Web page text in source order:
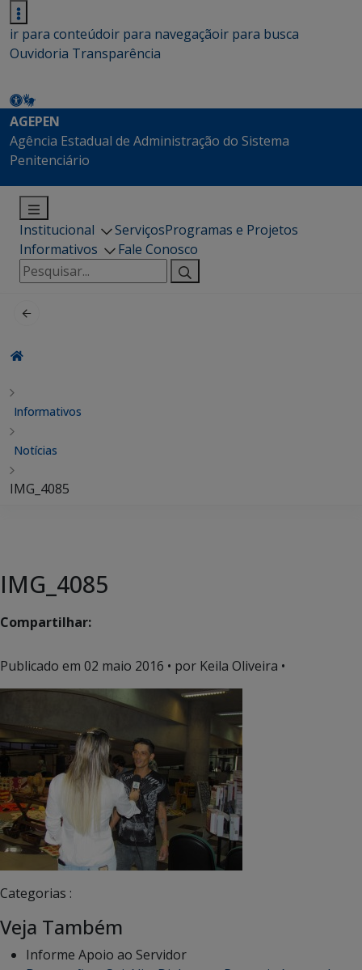
ir para conteúdoir para navegaçãoir para busca
Ouvidoria Transparência
AGEPEN
Agência Estadual de Administração do Sistema
Penitenciário
Institucional ServiçosProgramas e Projetos
Informativos
Fale Conosco
Pesquisar
por:
Informativos
Notícias
IMG_4085
IMG_4085
Compartilhar:
Publicado em 02 maio 2016 • por Keila Oliveira •
Categorias :
Veja Também
Informe Apoio ao Servidor